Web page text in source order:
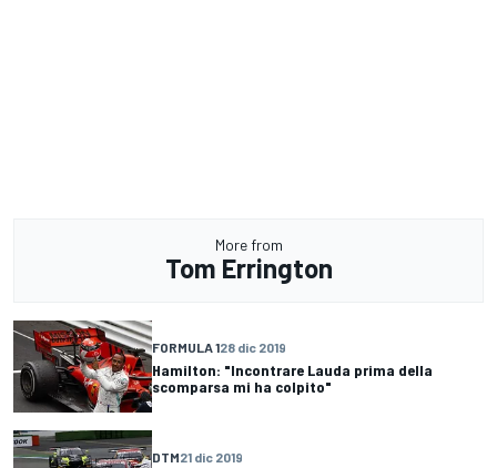
More from
Tom Errington
FORMULA 128 dic 2019
Hamilton: "Incontrare Lauda prima della
scomparsa mi ha colpito"
DTM21 dic 2019